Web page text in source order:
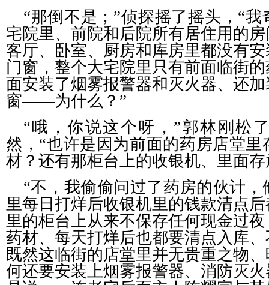
“那倒不是；”侦探摇了摇头，“
宅院里、前院和后院所有居住用的
客厅、卧室、厨房和库房里都没有
门窗，整个大宅院里只有前面临街
面安装了烟雾报警器和灭火器、还
窗——为什么？”
“哦，你说这个呀，”郭林刚松
然，“也许是因为前面的药房店堂
材？还有那柜台上的收银机、里面
“不，我偷偷问过了药房的伙计
里每日打烊后收银机里的钱款清点
里的柜台上从来不保存任何现金过
药材、每天打烊后也都要清点入库
既然这临街的店堂里并无贵重之物
何还要安装上烟雾报警器、消防灭